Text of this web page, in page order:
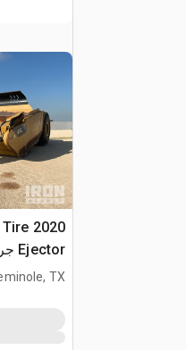
Tire
Ejector جراف ساحب
TX